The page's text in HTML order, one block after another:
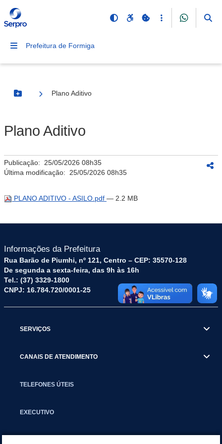
Prefeitura de Formiga
Botão Menu
Plano Aditivo
Plano Aditivo
Publicação: 25/05/2026 08h35
Última modificação: 25/05/2026 08h35
PLANO ADITIVO - ASILO.pdf — 2.2 MB
Informações da Prefeitura
Rua Barão de Piumhi, nº 121, Centro – CEP: 35570-128
De segunda a sexta-feira, das 9h às 16h
Tel.: (37) 3329-1800
CNPJ: 16.784.720/0001-25
SERVIÇOS
CANAIS DE ATENDIMENTO
TELEFONES ÚTEIS
EXECUTIVO